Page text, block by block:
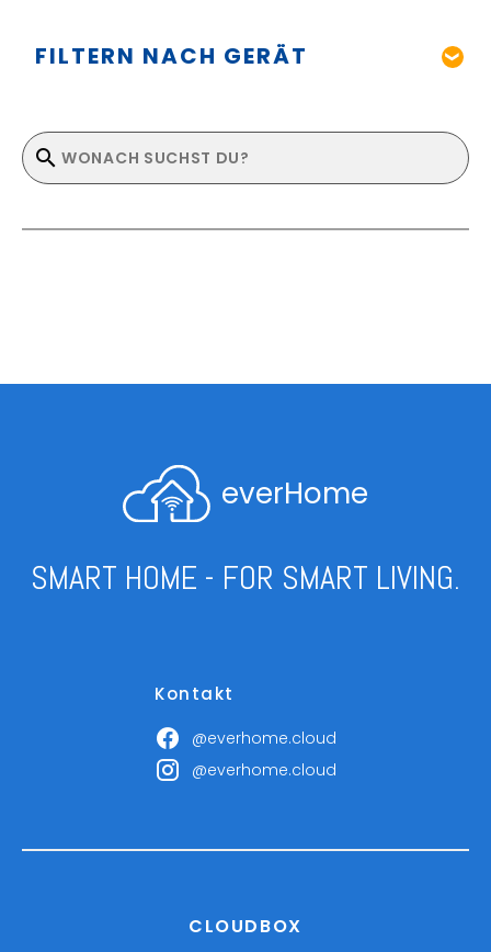
FILTERN NACH GERÄT
everHome
SMART HOME - FOR SMART LIVING.
Kontakt
@everhome.cloud
@everhome.cloud
CLOUDBOX